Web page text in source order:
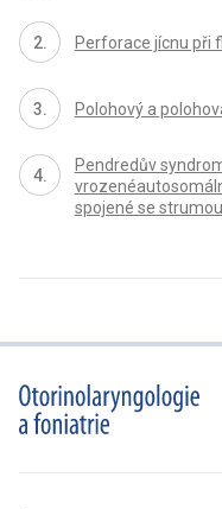
Perforace jícnu při
Polohový a
Pendredův
spojené se strumou
proLékaře.cz